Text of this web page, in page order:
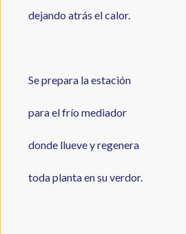
dejando atrás el calor.
Se prepara la estación
para el frío mediador
donde llueve y regenera
toda planta en su verdor.